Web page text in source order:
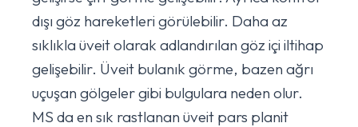
dışı göz hareketleri görülebilir. Daha az
sıklıkla üveit olarak adlandırılan göz içi iltihap
gelişebilir. Üveit bulanık görme, bazen ağrı
uçuşan gölgeler gibi bulgulara neden olur.
MS da en sık rastlanan üveit pars planit